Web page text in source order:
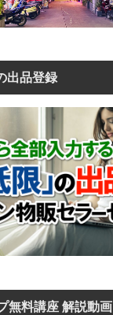
出品登録
無料講座 解説動画